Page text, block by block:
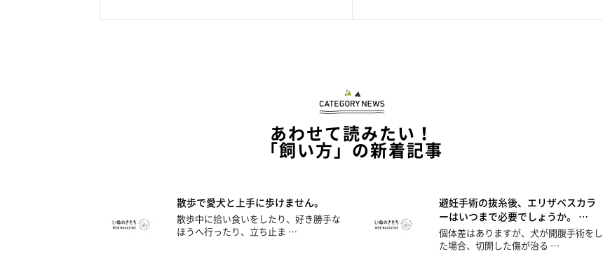
あわせて読みたい！
「飼い方」の新着記事
散歩で愛犬と上手に歩けません。
散歩中に拾い食いをしたり、好き勝手な
ほうへ行ったり、立ち止ま …
避妊手術の抜糸後、エリザベスカラ
ーはいつまで必要でしょうか。 …
個体差はありますが、犬が開腹手術をし
た場合、切開した傷が治る …